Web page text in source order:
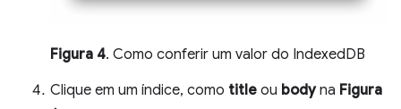
Figura 4. Como conferir um valor do IndexedDB
Clique em um índice, como title ou bodyna Figura